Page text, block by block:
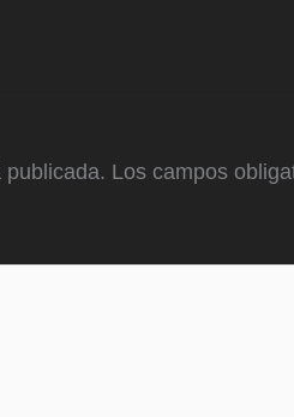
publicada. Los campos